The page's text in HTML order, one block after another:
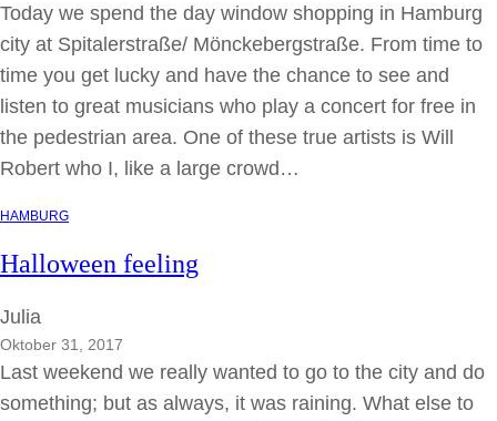
Today we spend the day window shopping in Hamburg
city at Spitalerstraße/ Mönckebergstraße. From time to
time you get lucky and have the chance to see and
listen to great musicians who play a concert for free in
the pedestrian area. One of these true artists is Will
Robert who I, like a large crowd…
HAMBURG
Halloween feeling
Julia
Oktober 31, 2017
Last weekend we really wanted to go to the city and do
something; but as always, it was raining. What else to